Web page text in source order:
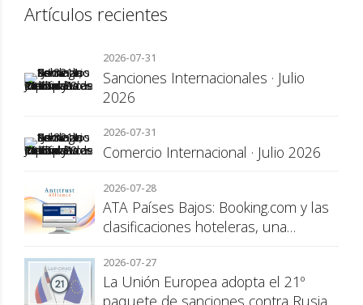
Artículos recientes
2026-07-31
Sanciones Internacionales · Julio
2026
2026-07-31
Comercio Internacional · Julio 2026
2026-07-28
ATA Países Bajos: Booking.com y las
clasificaciones hoteleras, una
consumidor
2026-07-27
La Unión Europea adopta el 21º